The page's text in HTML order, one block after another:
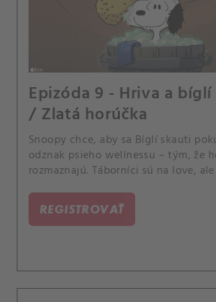
Epizóda 9 - Hriva a
/ Zlatá horúčka
Snoopy chce, aby sa Bíglí skauti
odznak psieho wellnessu – tým, že
rozmaznajú. Táborníci sú na love,
REGISTROVAŤ